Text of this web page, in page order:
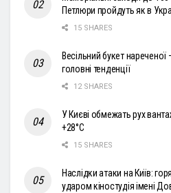
Петлюри пройдуть як в
15 SHARES
Весільний букет нареченої
головні тенденції
12 SHARES
У Києві обмежать рух
+28°С
15 SHARES
Наслідки атаки на Київ:
ударом кіностудія імені